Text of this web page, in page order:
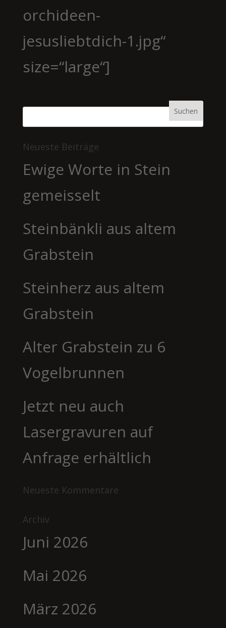
orchideen-
jesusliebtdich-1.jpg“
size=“large“]
Neueste Beiträge
Ewige Worte in Stein
gemeisselt
Steinbänkli aus altem
Grabstein
Steinherz aus altem
Grabstein
Alter Grabstein zu 6
Vogelbrunnen
Jetzt neu auch
Lasergravuren auf
Anfrage erhältlich
Neueste Kommentare
Archiv
Juni 2026
Mai 2026
März 2026